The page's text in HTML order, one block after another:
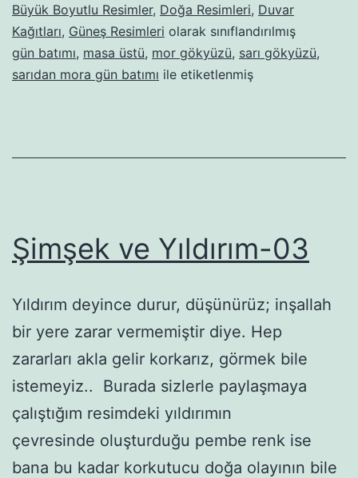
Büyük Boyutlu Resimler, Doğa Resimleri, Duvar
Kağıtları, Güneş Resimleri olarak sınıflandırılmış
gün batımı, masa üstü, mor gökyüzü, sarı gökyüzü,
sarıdan mora gün batımı ile etiketlenmiş
Şimşek ve Yıldırım-03
Yıldırım deyince durur, düşünürüz; inşallah
bir yere zarar vermemiştir diye. Hep
zararları akla gelir korkarız, görmek bile
istemeyiz.. Burada sizlerle paylaşmaya
çalıştığım resimdeki yıldırımın
çevresinde oluşturduğu pembe renk ise
bana bu kadar korkutucu doğa olayının bile